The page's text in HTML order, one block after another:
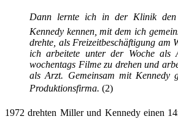
Dann lernte ich in der Klinik den
Kennedy kennen, mit dem ich
drehte, als Freizeitbeschäftigung am
ich arbeitete unter der Woche als
wochentags Filme zu drehen und
als Arzt. Gemeinsam mit Kennedy
Produktionsfirma. (2)
1972 drehten Miller und Kennedy einen